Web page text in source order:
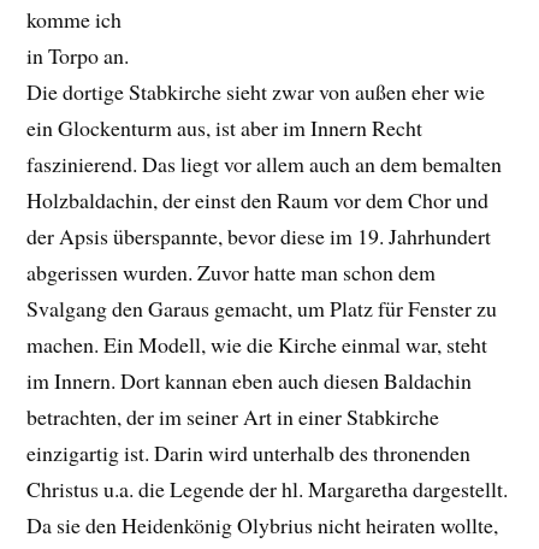
komme ich
in Torpo an.
Die dortige Stabkirche sieht zwar von außen eher wie
ein Glockenturm aus, ist aber im Innern Recht
faszinierend. Das liegt vor allem auch an dem bemalten
Holzbaldachin, der einst den Raum vor dem Chor und
der Apsis überspannte, bevor diese im 19. Jahrhundert
abgerissen wurden. Zuvor hatte man schon dem
Svalgang den Garaus gemacht, um Platz für Fenster zu
machen. Ein Modell, wie die Kirche einmal war, steht
im Innern. Dort kannan eben auch diesen Baldachin
betrachten, der im seiner Art in einer Stabkirche
einzigartig ist. Darin wird unterhalb des thronenden
Christus u.a. die Legende der hl. Margaretha dargestellt.
Da sie den Heidenkönig Olybrius nicht heiraten wollte,